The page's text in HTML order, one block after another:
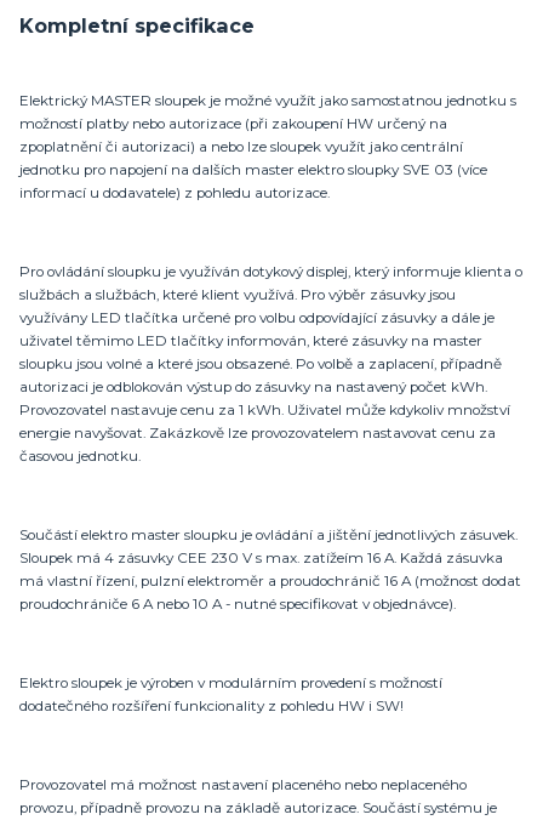
Kompletní specifikace
Elektrický MASTER sloupek je možné využít jako samostatnou jednotku s
možností platby nebo autorizace (při zakoupení HW určený na
zpoplatnění či autorizaci) a nebo lze sloupek využít jako centrální
jednotku pro napojení na dalších master elektro sloupky SVE 03 (více
informací u dodavatele) z pohledu autorizace.
Pro ovládání sloupku je využíván dotykový displej, který informuje klienta o
službách a službách, které klient využívá. Pro výběr zásuvky jsou
využívány LED tlačítka určené pro volbu odpovídající zásuvky a dále je
uživatel těmimo LED tlačítky informován, které zásuvky na master
sloupku jsou volné a které jsou obsazené. Po volbě a zaplacení, případně
autorizaci je odblokován výstup do zásuvky na nastavený počet kWh.
Provozovatel nastavuje cenu za 1 kWh. Uživatel může kdykoliv množství
energie navyšovat. Zakázkově lze provozovatelem nastavovat cenu za
časovou jednotku.
Součástí elektro master sloupku je ovládání a jištění jednotlivých zásuvek.
Sloupek má 4 zásuvky CEE 230 V s max. zatížeím 16 A. Každá zásuvka
má vlastní řízení, pulzní elektroměr a proudochránič 16 A (možnost dodat
proudochrániče 6 A nebo 10 A - nutné specifikovat v objednávce).
Elektro sloupek je výroben v modulárním provedení s možností
dodatečného rozšíření funkcionality z pohledu HW i SW!
Provozovatel má možnost nastavení placeného nebo neplaceného
provozu, případně provozu na základě autorizace. Součástí systému je